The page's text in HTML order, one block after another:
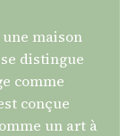
une maison
distingue
comme
conçue
un art à